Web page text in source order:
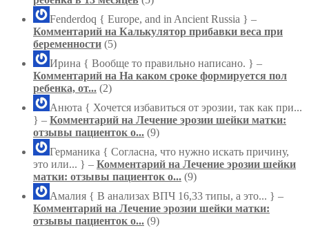
Fenderdoq { Europe, and in Ancient Russia } –
Комментарий на Калькулятор прибавки веса при
беременности (5)
Ирина { Вообще то правильно написано. } –
Комментарий на На каком сроке формируется пол
ребенка, от... (2)
Анюта { Хочется избавиться от эрозии, так как при...
} – Комментарий на Лечение эрозии шейки матки:
отзывы пациенток о... (9)
Германика { Согласна, что нужно искать причину,
это или... } – Комментарий на Лечение эрозии шейки
матки: отзывы пациенток о... (9)
Амалия { В анализах ВПЧ 16,33 типы, а это... } –
Комментарий на Лечение эрозии шейки матки:
отзывы пациенток о... (9)